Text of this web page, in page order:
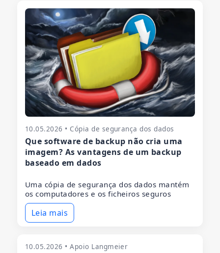
10.05.2026 • Cópia de segurança dos dados
Que software de backup não cria uma
imagem? As vantagens de um backup
baseado em dados
Uma cópia de segurança dos dados mantém
os computadores e os ficheiros seguros
Leia mais
10.05.2026 • Apoio Langmeier